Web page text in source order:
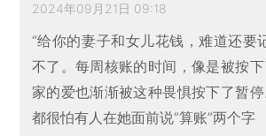
2024年09月21日 09:18
“给你的妻子和女儿花钱，难道还要
不了。每周核账的时间，像是被按
家的爱也渐渐被这种畏惧按下了暂
都很怕有人在她面前说“算账”两个字